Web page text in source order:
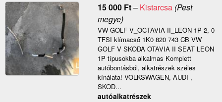
15 000 Ft– Kistarcsa(Pest
megye)
VW GOLF V_OCTAVIA II_LEON 1P 2, 0
TFSI klímacső 1K0 820 743 CB VW
GOLF V SKODA OTAVIA II SEAT LEON
1P típusokba alkalmas Komplett
autóbontásból, alkatrészek széles
kínálata! VOLKSWAGEN, AUDI ,
SKOD...
autóalkatrészek